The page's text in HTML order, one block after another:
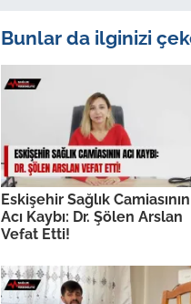
Bunlar da ilginizi
Eskişehir Sağlık Camiasının
Acı Kaybı: Dr. Şölen Arslan
Vefat Etti!